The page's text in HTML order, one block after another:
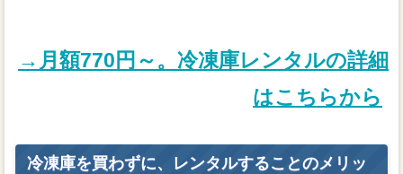
→月額770円～。冷凍庫レンタルの詳細
はこちらから
冷凍庫を買わずに、レンタルすることのメリッ